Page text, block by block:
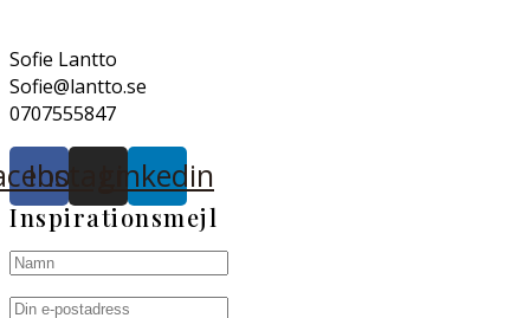
Sofie Lantto
Sofie@lantto.se
0707555847
InstagramLinkedin
Inspirationsmejl